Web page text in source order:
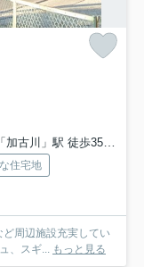
古川」駅 徒歩35分
住宅地
周辺施設充実してい
、スギ... もっと見る